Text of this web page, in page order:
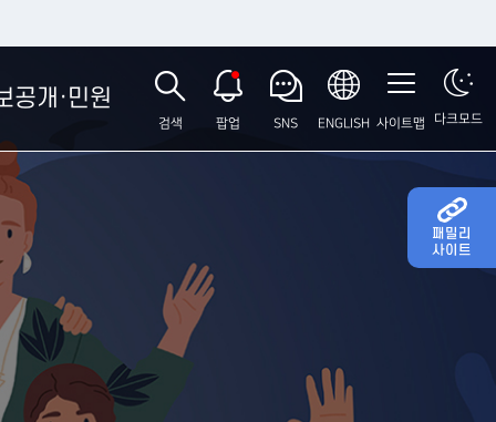
공개·민원
검색 팝업 SNS ENGLISH 사이트맵 다크모드
패밀리
사이트